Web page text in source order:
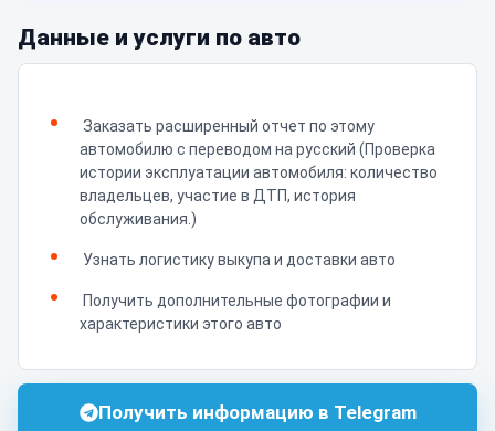
Данные и услуги по авто
Заказать расширенный отчет по этому
автомобилю с переводом на русский (Проверка
истории эксплуатации автомобиля: количество
владельцев, участие в ДТП, история
обслуживания.)
Узнать логистику выкупа и доставки авто
Получить дополнительные фотографии и
характеристики этого авто
Получить информацию в Telegram